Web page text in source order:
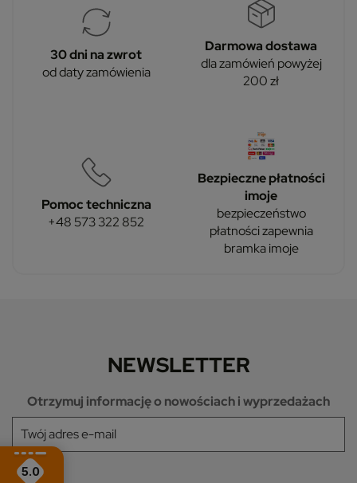
5.0
30 dni na zwrot
od daty zamówienia
Darmowa dostawa
dla zamówień powyżej
200 zł
Pomoc techniczna
+48 573 322 852
Bezpieczne płatności
imoje
bezpieczeństwo
płatności zapewnia
bramka imoje
NEWSLETTER
Otrzymuj informację o nowościach i wyprzedażach